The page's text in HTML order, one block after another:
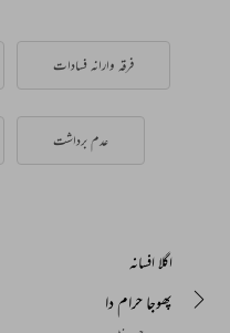
فرقہ وارانہ فسادات
عدم برداشت
اگلا افسانہ
پھوجا حرام دا